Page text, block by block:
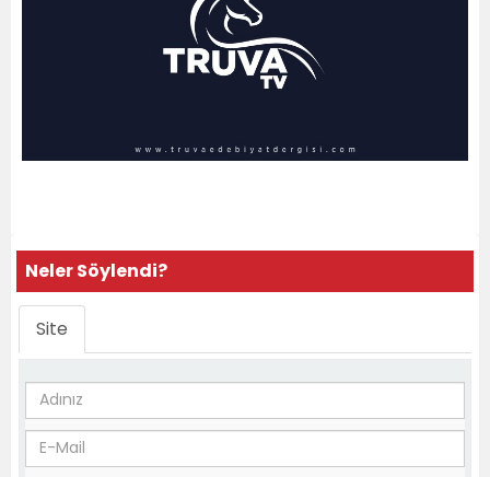
Neler Söylendi?
Site